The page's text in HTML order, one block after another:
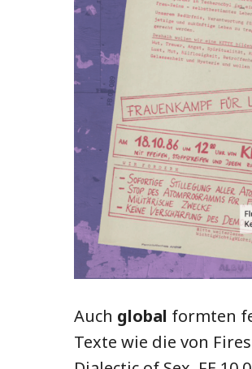
Auch global formten
Texte wie die von